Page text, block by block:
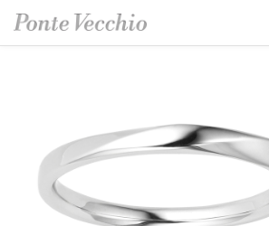
ETERNO FAMILY（エテルノ・ファミリー）
PURE PLATINUM 999（ピュアプラチナ999）
LIMITED COLLECTION（リミテッドコレクション）
ブライダル トップ
婚約指輪（エンゲージリング）
結婚指輪（マリッジリング）
オーダージュエリー
会社情報 トップ